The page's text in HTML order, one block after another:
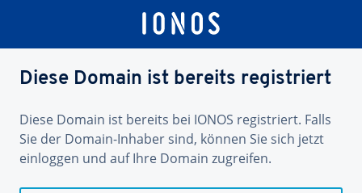
Diese Domain ist bereits registriert
Diese Domain ist bereits bei IONOS registriert. Falls
Sie der Domain-Inhaber sind, können Sie sich jetzt
einloggen und auf Ihre Domain zugreifen.